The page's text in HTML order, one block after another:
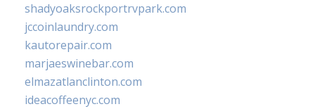
shadyoaksrockportrvpark.com
jccoinlaundry.com
kautorepair.com
marjaeswinebar.com
elmazatlanclinton.com
ideacoffeenyc.com